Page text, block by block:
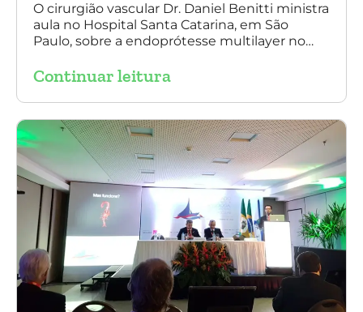
O cirurgião vascular Dr. Daniel Benitti ministra
aula no Hospital Santa Catarina, em São
Paulo, sobre a endoprótesse multilayer no
experiência nacional e mundial com esta
Daniel Benitti e à direita Dr. Carlos Alberto
Fernandes Costa)
Continuar leitura